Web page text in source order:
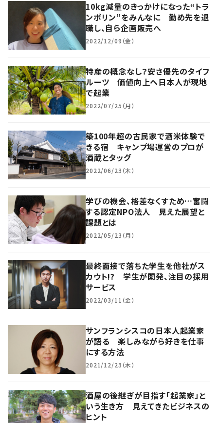
10kg減量のきっかけになった“トラ
ンポリン”をみんなに 勤め先を退
職し、自ら企画販売へ
2022/12/09（金）
特産の概念なし？安さ優先のタイフ
ルーツ 価値向上へ日本人が現地
で起業
2022/07/25（月）
築100年超の古民家で酒米体験で
きる宿 キャンプ場運営のプロが
酒蔵とタッグ
2022/06/23（木）
学びの機会、格差なくすため…奮闘
する認定NPO法人 見えた展望と
課題とは
2022/05/23（月）
最終面接で落ちた学生を他社がス
カウト!? 学生が開発、注目の採用
サービス
2022/03/11（金）
サンフランシスコの日本人起業家
が語る 楽しみながら好きを仕事
にする方法
2021/12/23（木）
酒屋の後継ぎが目指す「起業家」と
いう生き方 見えてきたビジネスの
ヒント